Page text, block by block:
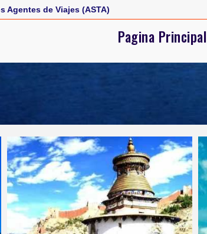
Agentes de Viajes (ASTA)
Pagina Principal